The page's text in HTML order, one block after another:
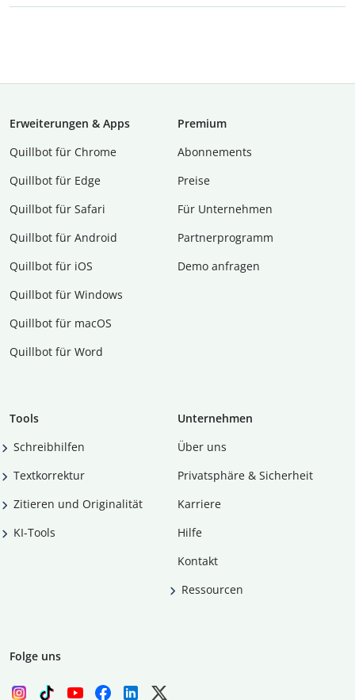
Erweiterungen & Apps
Quillbot für Chrome
Quillbot für Edge
Quillbot für Safari
Quillbot für Android
Quillbot für iOS
Quillbot für Windows
Quillbot für macOS
Quillbot für Word
Premium
Abon­ne­ments
Preise
Für Unternehmen
Partnerprogramm
Demo anfragen
Tools
Schreibhilfen
Textkorrektur
Zitieren und Originalität
KI-Tools
Unternehmen
Über uns
Privatsphäre & Sicherheit
Karriere
Hilfe
Kontakt
Ressourcen
Folge uns